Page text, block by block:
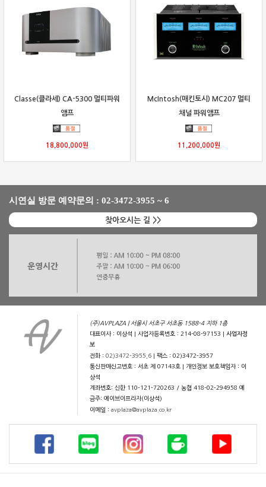
Classe(클라세) CA-5300 멀티파워
앰프
18,800,000원
McIntosh(매킨토시) MC207 멀티
채널 파워앰프
11,200,000원
시연실 방문 예약문의 : 02-3472-3955 ~ 6
찾아오시는 길 >>
(주)AVPLAZA | 서울시 서초구 서초동 1588-4 지하 1층
대표이사 : 이상석 | 사업자등록번호 : 214-08-97153 |사업자정
보
전화 :02)3472-3955,6 | 팩스 : 02)3472-3957
통신판매신고번호 : 서초 제 07143호 | 개인정보 보호책임자 : 이
상석
계좌번호: 신한 110-121-720263 / 농협 418-02-294958 예
금주: 에이브이프라자(이상석)
이메일 :avplaza@avplaza.co.kr